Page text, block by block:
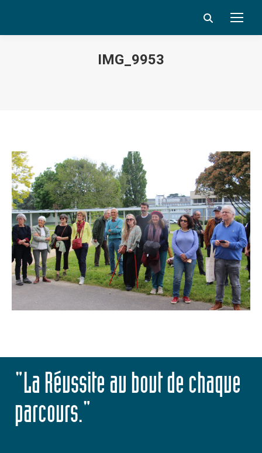
Search:
IMG_9953
"La Réussite au bout de chaque
parcours."